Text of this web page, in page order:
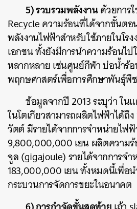
5) รวบรวมพลังงานด้วยการ
Recycle ความร้อนที่ได้จากขั้นต
พลังงานไฟฟ้าสำหรับใช้ภายในโร
เอกชน ทั้งยังมีการนำความร้อนไ
หลากหลาย เช่นศูนย์กีฬา บ่อน้ำร้
พฤกษศาสตร์เพื่อการศึกษาพันธุ์พื
ข้อมูลจากปี 2013 ระบุว่า ใน
ในโตเกียวสามารถผลิตไฟฟ้าได้ถึ
วัตต์ มีรายได้จากการจำหน่ายไฟ
9,800,000,000 เยน ผลิตความ
จูล (gigajoule) รายได้จากการจ
183,000,000 เยน ทั้งหมดนี้เพื่อ
กระบวนการจัดการขยะในอนาคต